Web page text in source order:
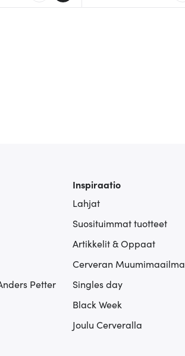
Petter
Inspiraatio
Lahjat
Suosituimmat tuotteet
Artikkelit & Oppaat
Cerveran Muumimaailma
Singles day
Black Week
Joulu Cerveralla